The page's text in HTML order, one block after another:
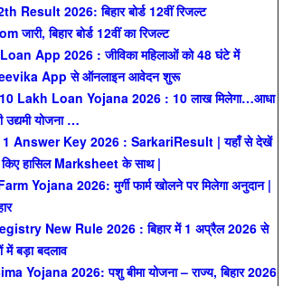
Result 2026: बिहार बोर्ड 12वीं रिजल्ट
बिहार बोर्ड 12वीं का रिजल्ट
App 2026 : जीविका महिलाओं को 48 घंटे में
App से ऑनलाइन आवेदन शुरू
Lakh Loan Yojana 2026 : 10 लाख मिलेगा…आधा
उद्यमी योजना …
Answer Key 2026 : SarkariResult | यहाँ से देखें
हासिल Marksheet के साथ |
Yojana 2026: मुर्गी फार्म खोलने पर मिलेगा अनुदान |
New Rule 2026 : बिहार में 1 अप्रैल 2026 से
में बड़ा बदलाव
Yojana 2026: पशु बीमा योजना – राज्य, बिहार 2026